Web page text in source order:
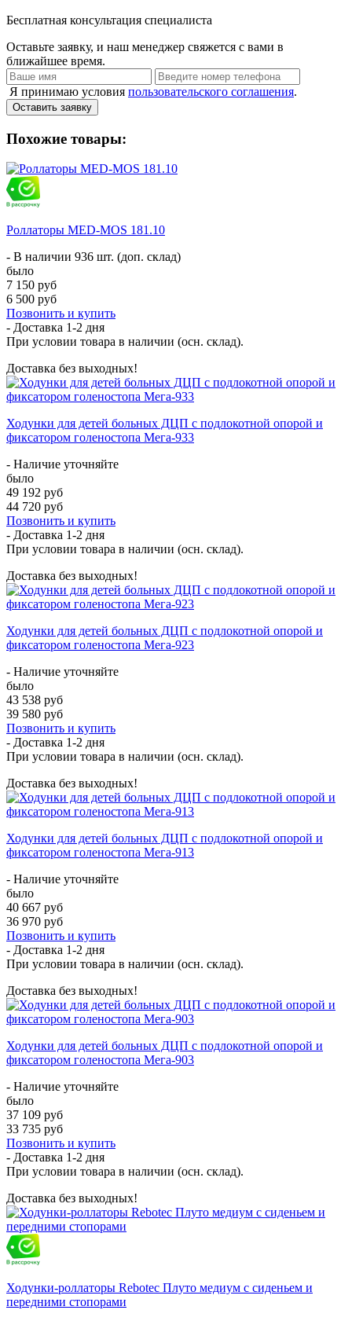
Бесплатная консультация специалиста
Оставьте заявку, и наш менеджер свяжется с вами в
ближайшее время.
Я принимаю условия пользовательского соглашения.
Оставить заявку
Похожие товары:
Роллаторы MED-MOS 181.10
- В наличии 936 шт. (доп. склад)
было
7 150 руб
6 500 руб
Позвонить и купить
- Доставка 1-2 дня
При условии товара в наличии (осн. склад).
Доставка без выходных!
Ходунки для детей больных ДЦП с подлокотной опорой и
фиксатором голеностопа Мега-933
- Наличие уточняйте
было
49 192 руб
44 720 руб
Позвонить и купить
- Доставка 1-2 дня
При условии товара в наличии (осн. склад).
Доставка без выходных!
Ходунки для детей больных ДЦП с подлокотной опорой и
фиксатором голеностопа Мега-923
- Наличие уточняйте
было
43 538 руб
39 580 руб
Позвонить и купить
- Доставка 1-2 дня
При условии товара в наличии (осн. склад).
Доставка без выходных!
Ходунки для детей больных ДЦП с подлокотной опорой и
фиксатором голеностопа Мега-913
- Наличие уточняйте
было
40 667 руб
36 970 руб
Позвонить и купить
- Доставка 1-2 дня
При условии товара в наличии (осн. склад).
Доставка без выходных!
Ходунки для детей больных ДЦП с подлокотной опорой и
фиксатором голеностопа Мега-903
- Наличие уточняйте
было
37 109 руб
33 735 руб
Позвонить и купить
- Доставка 1-2 дня
При условии товара в наличии (осн. склад).
Доставка без выходных!
Ходунки-роллаторы Rebotec Плуто медиум с сиденьем и
передними стопорами